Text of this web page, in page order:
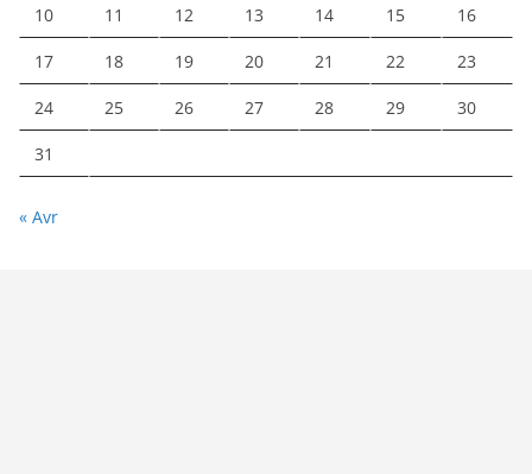
10 11 12 13 14 15 16
17 18 19 20 21 22 23
24 25 26 27 28 29 30
31
« Avr